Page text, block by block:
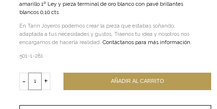
amarillo 1ª Ley y pieza terminal de oro blanco con pavé brillantes
blancos 0,10 cts.
En Tarín Joyeros podemos crear la pieza que estabas soñando,
adaptada a tus necesidades y gustos. Tráenos tu idea y nosotros nos
encargamos de hacerla realidad. Contáctanos para más información.
501-1-281
-
HELENA
+ AÑADIR AL CARRITO